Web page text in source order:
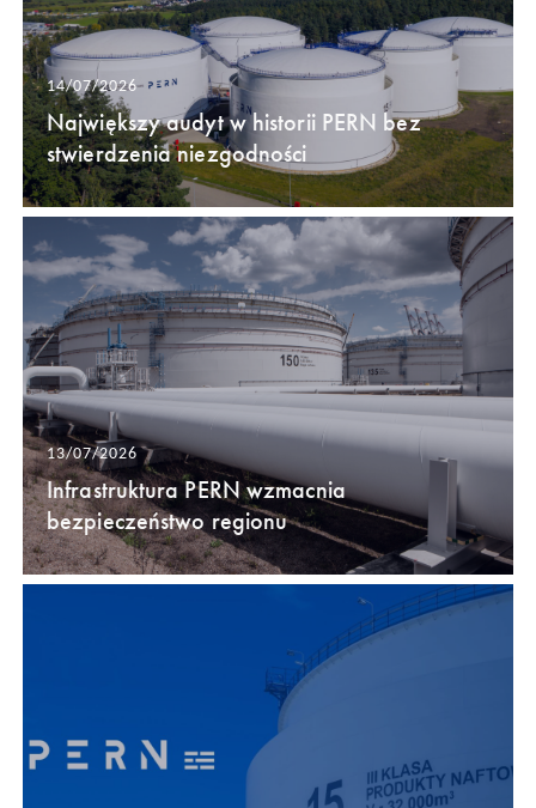
14/07/2026
Największy audyt w historii PERN bez
stwierdzenia niezgodności
13/07/2026
Infrastruktura PERN wzmacnia
bezpieczeństwo regionu